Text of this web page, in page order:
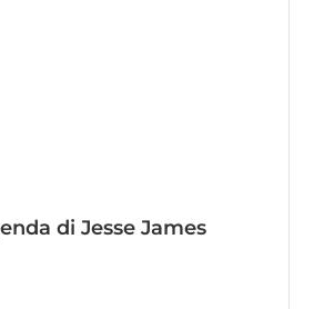
di Jesse James